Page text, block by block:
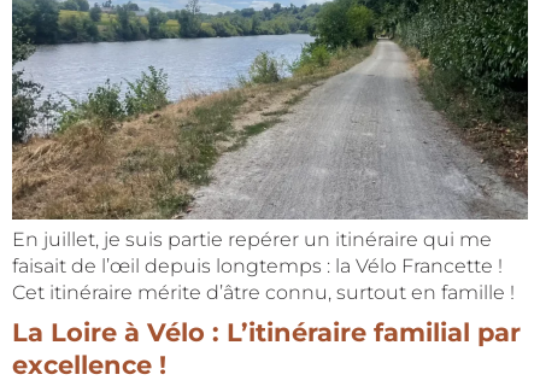
En juillet, je suis partie repérer un itinéraire qui me
faisait de l’œil depuis longtemps : la Vélo Francette !
Cet itinéraire mérite d’âtre connu, surtout en famille !
La Loire à Vélo : L’itinéraire familial par
excellence !